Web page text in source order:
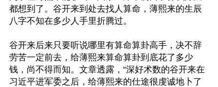
都想到了。谷开来到处去找人算命，薄熙来的生辰
八字不知在多少人手里折腾过。
谷开来后来只要听说哪里有算命算卦高手，决不辞
劳苦一定前去，给薄熙来算命算卦到底花了多少
钱，尚不得而知。文章透露，“深好术数的谷开来在
习近平进军委之后，给薄熙来的仕途很虔诚地卜了